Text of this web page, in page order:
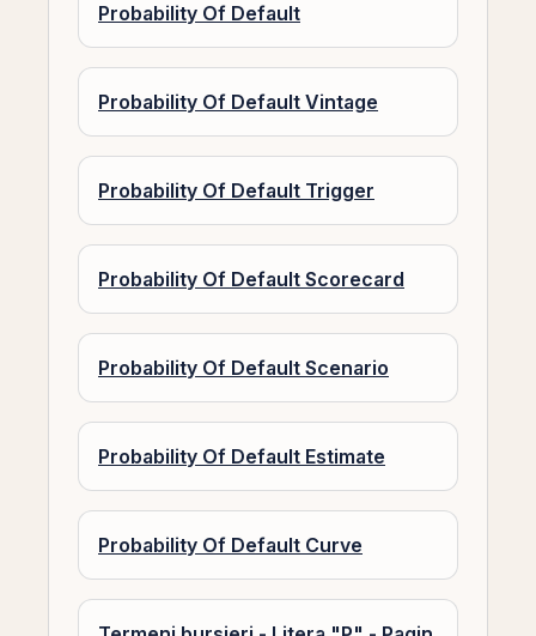
Probability Of Default
Probability Of Default Vintage
Probability Of Default Trigger
Probability Of Default Scorecard
Probability Of Default Scenario
Probability Of Default Estimate
Probability Of Default Curve